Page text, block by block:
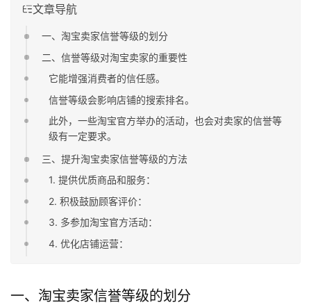
文章导航
一、淘宝卖家信誉等级的划分
二、信誉等级对淘宝卖家的重要性
它能增强消费者的信任感。
信誉等级会影响店铺的搜索排名。
此外，一些淘宝官方举办的活动，也会对卖家的信誉等
级有一定要求。
三、提升淘宝卖家信誉等级的方法
1. 提供优质商品和服务：
2. 积极鼓励顾客评价：
3. 多参加淘宝官方活动：
4. 优化店铺运营：
一、淘宝卖家信誉等级的划分